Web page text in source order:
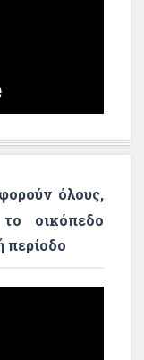
όλους,
οικόπεδο
περίοδο